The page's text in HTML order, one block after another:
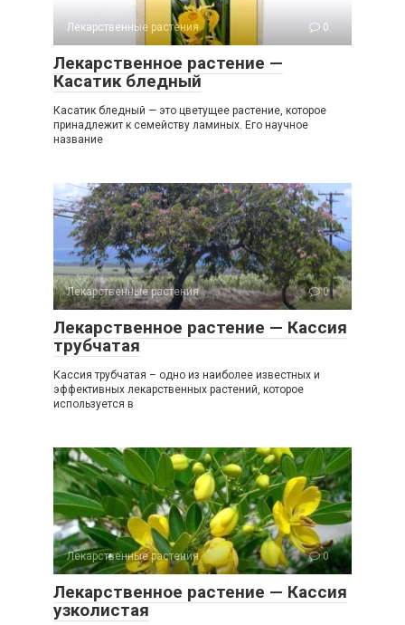
Лекарственные растения 0
Лекарственное растение —
Касатик бледный
Касатик бледный — это цветущее растение, которое
принадлежит к семейству ламиных. Его научное
название
Лекарственные растения 0
Лекарственное растение — Кассия
трубчатая
Кассия трубчатая – одно из наиболее известных и
эффективных лекарственных растений, которое
используется в
Лекарственные растения 0
Лекарственное растение — Кассия
узколистая